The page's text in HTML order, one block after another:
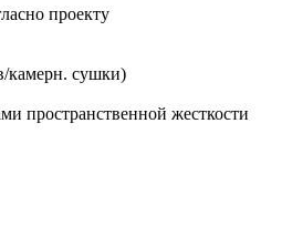
проекту
камерн. сушки)
пространственной жесткости